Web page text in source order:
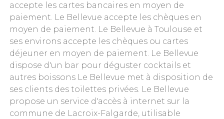
accepte les cartes bancaires en moyen de
paiement. Le Bellevue accepte les chèques en
moyen de paiement. Le Bellevue à Toulouse et
ses environs accepte les chèques ou cartes
déjeuner en moyen de paiement. Le Bellevue
dispose d'un bar pour déguster cocktails et
autres boissons Le Bellevue met à disposition de
ses clients des toilettes privées. Le Bellevue
propose un service d'accès à internet sur la
commune de Lacroix-Falgarde, utilisable